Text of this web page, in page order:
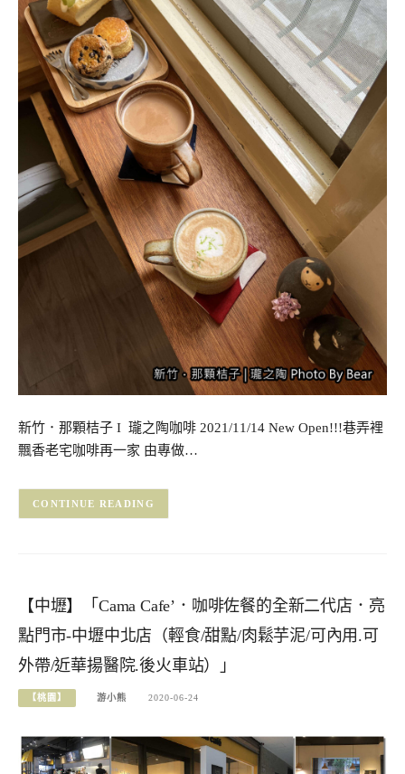
新竹．那顆桔子 I 瓏之陶咖啡 2021/11/14 New Open!!!巷弄裡
飄香老宅咖啡再一家 由專做…
CONTINUE READING
【中壢】「Cama Cafe’．咖啡佐餐的全新二代店．亮
點門市-中壢中北店（輕食/甜點/肉鬆芋泥/可內用.可
外帶/近華揚醫院.後火車站）」
【桃園】 游小熊 2020-06-24